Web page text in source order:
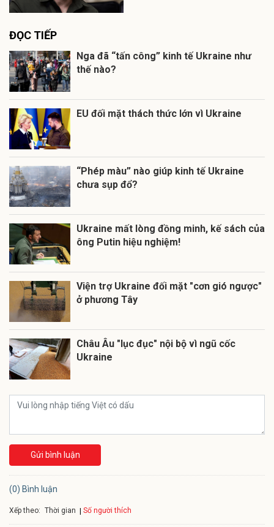
ĐỌC TIẾP
Nga đã “tấn công” kinh tế Ukraine như
thế nào?
EU đối mặt thách thức lớn vì Ukraine
“Phép màu” nào giúp kinh tế Ukraine
chưa sụp đổ?
Ukraine mất lòng đồng minh, kế sách của
ông Putin hiệu nghiệm!
Viện trợ Ukraine đối mặt "cơn gió ngược"
ở phương Tây
Châu Âu "lục đục" nội bộ vì ngũ cốc
Ukraine
Gửi bình luận
(0) Bình luận
Xếp theo: Thời gian Số người thích